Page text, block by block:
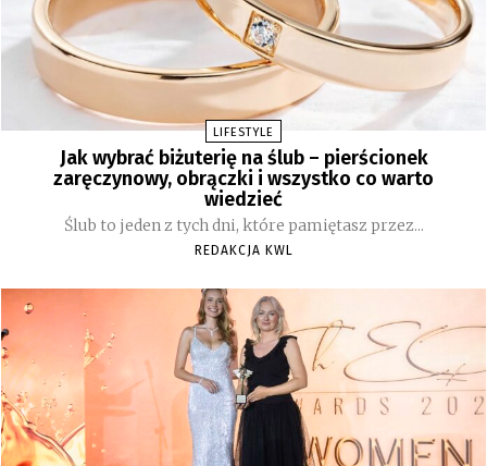
LIFESTYLE
Jak wybrać biżuterię na ślub – pierścionek
zaręczynowy, obrączki i wszystko co warto
wiedzieć
Ślub to jeden z tych dni, które pamiętasz przez...
REDAKCJA KWL